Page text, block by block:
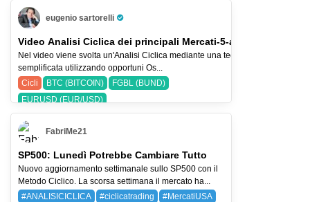
eugenio sartorelli
Pro Trader
Video Analisi Ciclica dei principali Mercati-5-ago-26
Nel video viene svolta un'Analisi Ciclica mediante una tecnica
semplificata utilizzando opportuni Os...
Cicli
BTC (BITCOIN)
FGBL (BUND)
EURUSD (EUR/USD)
FabriMe21
SP500: Lunedì Potrebbe Cambiare Tutto
Nuovo aggiornamento settimanale sullo SP500 con il
Metodo Ciclico. La scorsa settimana il mercato ha...
#ANALISICICLICA
#ciclicatrading
#MercatiUSA